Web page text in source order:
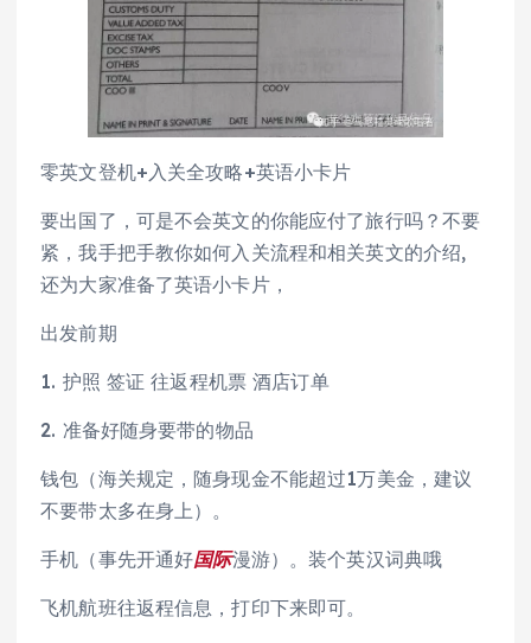
零英文登机+入关全攻略+英语小卡片
要出国了，可是不会英文的你能应付了旅行吗？不要
紧，我手把手教你如何入关流程和相关英文的介绍,
还为大家准备了英语小卡片，
出发前期
1. 护照 签证 往返程机票 酒店订单
2. 准备好随身要带的物品
钱包（海关规定，随身现金不能超过1万美金，建议
不要带太多在身上）。
手机（事先开通好国际漫游）。装个英汉词典哦
飞机航班往返程信息，打印下来即可。